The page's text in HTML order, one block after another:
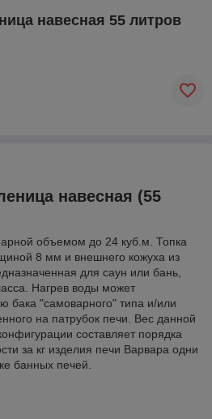
навесная 55 литров
навесная (55
объемом до 24 куб.м. Топка
8 мм и внешнего кожуха из
для саун или бань,
Нагрев воды может
бака "самоварного" типа и/или
на патрубок печи. Вес данной
составляет порядка
за кг изделия печи Варвара одни
банных печей.